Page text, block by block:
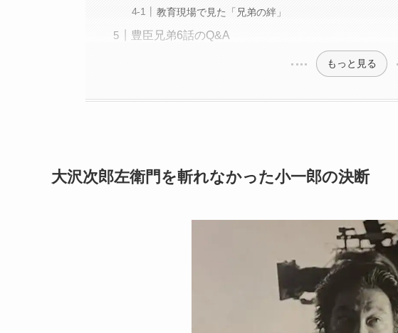
教育現場で見た「兄弟の絆」
豊臣兄弟6話のQ&A
もっと見る
大沢次郎左衛門を斬れなかった小一郎の決断